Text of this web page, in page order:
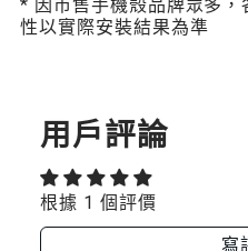
掛
片
組
黑
掛
片
黑
Beaded
Wrist
* 因市售手機殼品牌眾多，
性以實際安裝結果為準
用戶評論
根據 1 個評價
寫